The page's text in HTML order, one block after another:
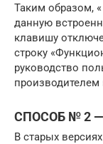
Таким образом,
данную
клавишу
строку
руководство
производителем
СПОСОБ № 2 —
В старых